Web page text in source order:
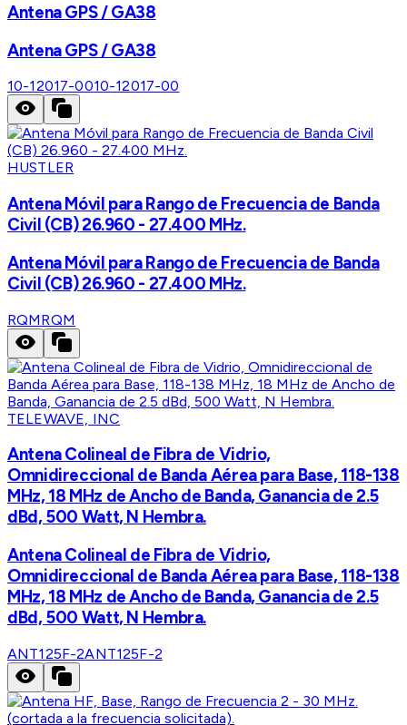
Antena GPS / GA38
Antena GPS / GA38
10-12017-0010-12017-00
HUSTLER
Antena Móvil para Rango de Frecuencia de Banda
Civil (CB) 26.960 - 27.400 MHz.
Antena Móvil para Rango de Frecuencia de Banda
Civil (CB) 26.960 - 27.400 MHz.
RQMRQM
TELEWAVE, INC
Antena Colineal de Fibra de Vidrio,
Omnidireccional de Banda Aérea para Base, 118-138
MHz, 18 MHz de Ancho de Banda, Ganancia de 2.5
dBd, 500 Watt, N Hembra.
Antena Colineal de Fibra de Vidrio,
Omnidireccional de Banda Aérea para Base, 118-138
MHz, 18 MHz de Ancho de Banda, Ganancia de 2.5
dBd, 500 Watt, N Hembra.
ANT125F-2ANT125F-2